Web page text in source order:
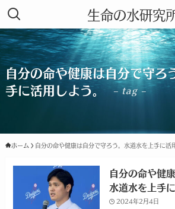
生命の水研究
自分の命や健康は自分で守ろ
手に活用しよう。
– tag –
ホーム 自分の命や健康は自分で守ろう。水道水を上手に活
自分の命や健
水道水を上手
2024年2月4日